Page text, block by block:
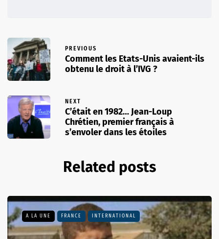
PREVIOUS
Comment les Etats-Unis avaient-ils
obtenu le droit à l’IVG ?
NEXT
C’était en 1982… Jean-Loup
Chrétien, premier français à
s’envoler dans les étoiles
Related posts
A LA UNE FRANCE INTERNATIONAL